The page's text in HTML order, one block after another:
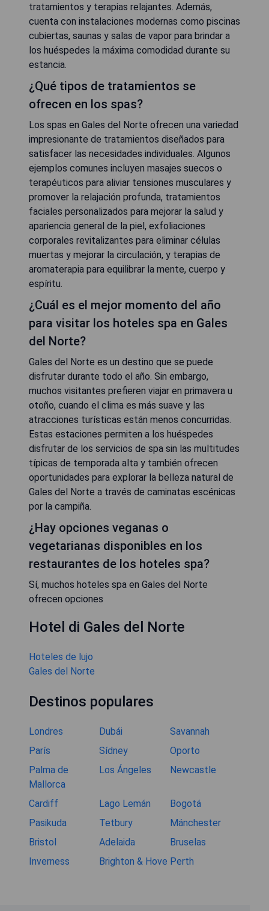
tratamientos y terapias relajantes. Además,
cuenta con instalaciones modernas como piscinas
cubiertas, saunas y salas de vapor para brindar a
los huéspedes la máxima comodidad durante su
estancia.
¿Qué tipos de tratamientos se
ofrecen en los spas?
Los spas en Gales del Norte ofrecen una variedad
impresionante de tratamientos diseñados para
satisfacer las necesidades individuales. Algunos
ejemplos comunes incluyen masajes suecos o
terapéuticos para aliviar tensiones musculares y
promover la relajación profunda, tratamientos
faciales personalizados para mejorar la salud y
apariencia general de la piel, exfoliaciones
corporales revitalizantes para eliminar células
muertas y mejorar la circulación, y terapias de
aromaterapia para equilibrar la mente, cuerpo y
espíritu.
¿Cuál es el mejor momento del año
para visitar los hoteles spa en Gales
del Norte?
Gales del Norte es un destino que se puede
disfrutar durante todo el año. Sin embargo,
muchos visitantes prefieren viajar en primavera u
otoño, cuando el clima es más suave y las
atracciones turísticas están menos concurridas.
Estas estaciones permiten a los huéspedes
disfrutar de los servicios de spa sin las multitudes
típicas de temporada alta y también ofrecen
oportunidades para explorar la belleza natural de
Gales del Norte a través de caminatas escénicas
por la campiña.
¿Hay opciones veganas o
vegetarianas disponibles en los
restaurantes de los hoteles spa?
Sí, muchos hoteles spa en Gales del Norte
ofrecen opciones
Hotel di Gales del Norte
Hoteles de lujo
Gales del Norte
Destinos populares
Londres Dubái
Savannah
París
Sídney
Oporto
Palma de
Mallorca
Los Ángeles Newcastle
Cardiff Lago Lemán
Bogotá
Pasikuda
Tetbury
Mánchester
Bristol
Adelaida
Bruselas
Inverness
Brighton & Hove Perth